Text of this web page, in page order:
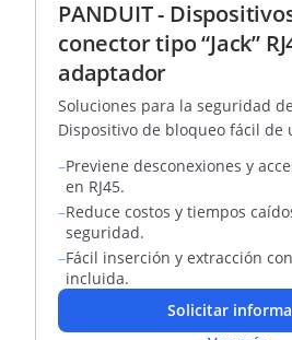
PANDUIT -
conector tipo “Jack”
adaptador
Soluciones para la seguridad
Dispositivo de bloqueo fácil de
–Previene desconexiones y
en RJ45.
–Reduce costos y tiempos
seguridad.
–Fácil inserción y extracción
incluida.
Solicitar